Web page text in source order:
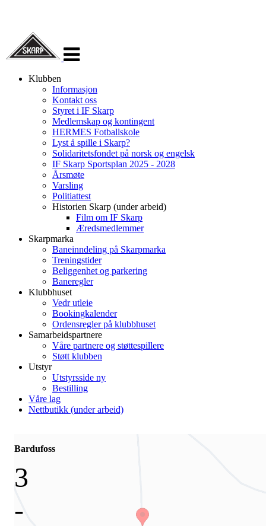
navigasjon
Klubben
Informasjon
Kontakt oss
Styret i IF Skarp
Medlemskap og kontingent
HERMES Fotballskole
Lyst å spille i Skarp?
Solidaritetsfondet på norsk og engelsk
IF Skarp Sportsplan 2025 - 2028
Årsmøte
Varsling
Politiattest
Historien Skarp (under arbeid)
Film om IF Skarp
Æredsmedlemmer
Skarpmarka
Baneinndeling på Skarpmarka
Treningstider
Beliggenhet og parkering
Baneregler
Klubbhuset
Vedr utleie
Bookingkalender
Ordensregler på klubbhuset
Samarbeidspartnere
Våre partnere og støttespillere
Støtt klubben
Utstyr
Utstyrsside ny
Bestilling
Våre lag
Nettbutikk (under arbeid)
Bardufoss
3
-